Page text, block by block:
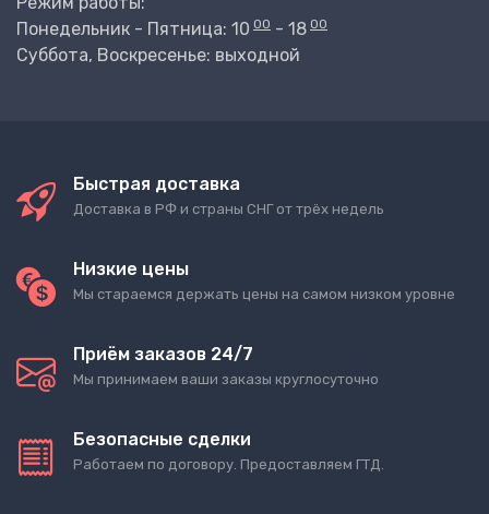
Понедельник - Пятница: 10 00 - 18 00
Суббота, Воскресенье: выходной
Быстрая доставка
Доставка в РФ и страны СНГ от трёх недель
Низкие цены
Мы стараемся держать цены на самом низком уровне
Приём заказов 24/7
Мы принимаем ваши заказы круглосуточно
Безопасные сделки
Работаем по договору. Предоставляем ГТД.